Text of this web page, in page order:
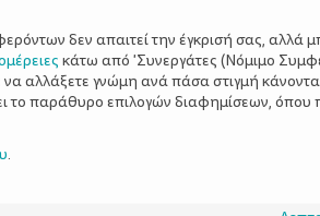
δεν απαιτεί την έγκρισή σας, αλλά
κάτω από 'Συνεργάτες (Νόμιμο
αλλάξετε γνώμη ανά πάσα στιγμή
το παράθυρο επιλογών διαφημίσεων, όπου
.